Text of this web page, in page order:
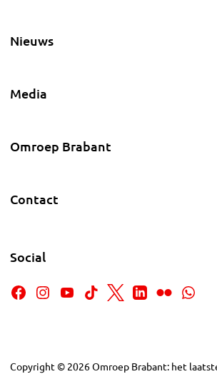
Nieuws
Media
Omroep Brabant
Contact
Social
Copyright © 2026Omroep Brabant: het